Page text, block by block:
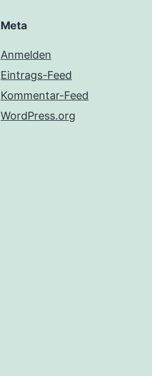
Meta
Anmelden
Eintrags-Feed
Kommentar-Feed
WordPress.org